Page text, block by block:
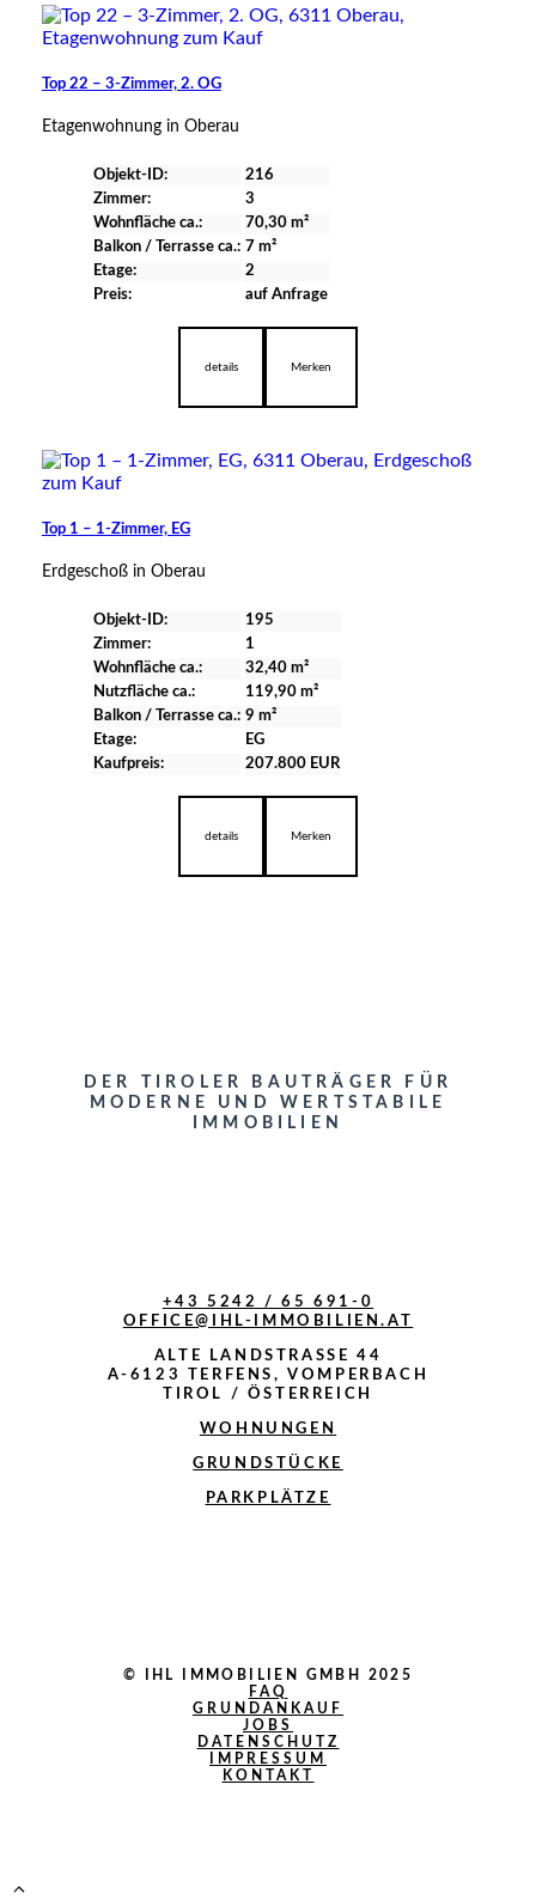
Top 22 – 3-Zimmer, 2. OG
Etagenwohnung in Oberau
Objekt-ID:
216
Zimmer:
3
Wohnfläche ca.:
70,30 m²
Balkon / Terrasse ca.: 7 m²
Etage:
2
Preis:
auf Anfrage
details Merken
Top 1 – 1-Zimmer, EG
Erdgeschoß in Oberau
Objekt-ID:
195
Zimmer:
1
Wohnfläche ca.:
32,40 m²
Nutzfläche ca.:
119,90 m²
Balkon / Terrasse ca.: 9 m²
Etage:
EG
Kaufpreis:
207.800 EUR
details Merken
DER TIROLER BAUTRÄGER FÜR
MODERNE UND WERTSTABILE
IMMOBILIEN
+43 5242 / 65 691-0
OFFICE@IHL-IMMOBILIEN.AT
ALTE LANDSTRASSE 44
A-6123 TERFENS, VOMPERBACH
TIROL / ÖSTERREICH
WOHNUNGEN
GRUNDSTÜCKE
PARKPLÄTZE
© IHL IMMOBILIEN GMBH 2025
FAQ
GRUNDANKAUF
JOBS
DATENSCHUTZ
IMPRESSUM
KONTAKT